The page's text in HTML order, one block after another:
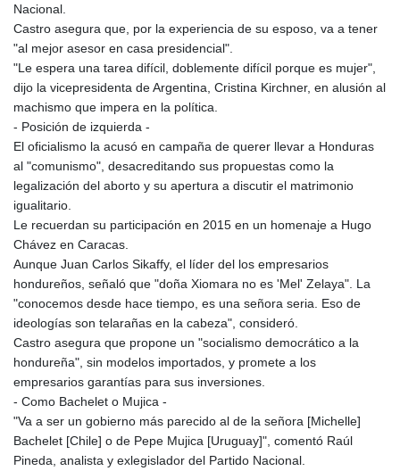
LVL 0.697118
LYD 7.344833
MAD 10.750192
MDL 20.047704
MGA 4953.772522
MMK 2419.54797
MNT 4144.10128
MOP 9.310037
MUR 54.096679
MWK 1997.873162
MXN 19.839187
MYR 4.713377
MZN 73.654852
NAD 18.793287
NGN 1570.218621
NIO 42.399764
NPR 175.441856
NZD 1.96294
OMR 0.443115
Nacional.
Castro asegura que, por la experiencia de su esposo, va a tener
"al mejor asesor en casa presidencial".
"Le espera una tarea difícil, doblemente difícil porque es mujer",
dijo la vicepresidenta de Argentina, Cristina Kirchner, en alusión al
machismo que impera en la política.
- Posición de izquierda -
El oficialismo la acusó en campaña de querer llevar a Honduras
al "comunismo", desacreditando sus propuestas como la
legalización del aborto y su apertura a discutir el matrimonio
igualitario.
Le recuerdan su participación en 2015 en un homenaje a Hugo
Chávez en Caracas.
Aunque Juan Carlos Sikaffy, el líder del los empresarios
hondureños, señaló que "doña Xiomara no es 'Mel' Zelaya". La
"conocemos desde hace tiempo, es una señora seria. Eso de
ideologías son telarañas en la cabeza", consideró.
Castro asegura que propone un "socialismo democrático a la
hondureña", sin modelos importados, y promete a los
empresarios garantías para sus inversiones.
- Como Bachelet o Mujica -
"Va a ser un gobierno más parecido al de la señora [Michelle]
Bachelet [Chile] o de Pepe Mujica [Uruguay]", comentó Raúl
Pineda, analista y exlegislador del Partido Nacional.